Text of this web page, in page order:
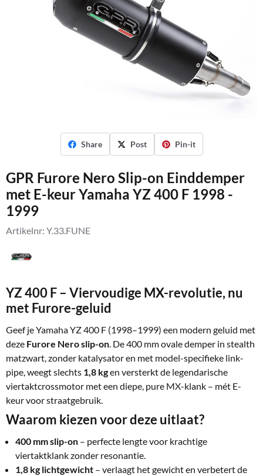
Share Post Pin-it
GPR Furore Nero Slip-on Einddemper
met E-keur Yamaha YZ 400 F 1998 -
1999
Artikelnr: Y.33.FUNE
YZ 400 F – Viervoudige MX-revolutie, nu
met Furore-geluid
Geef je Yamaha YZ 400 F (1998–1999) een modern geluid met
deze Furore Nero slip-on. De 400 mm ovale demper in stealth
matzwart, zonder katalysator en met model-specifieke link-
pipe, weegt slechts 1,8 kgen versterkt de legendarische
viertaktcrossmotor met een diepe, pure MX-klank – mét E-
keur voor straatgebruik.
Waarom kiezen voor deze uitlaat?
400 mm slip-on – perfecte lengte voor krachtige
viertaktklank zonder resonantie.
1,8 kg lichtgewicht – verlaagt het gewicht en verbetert de